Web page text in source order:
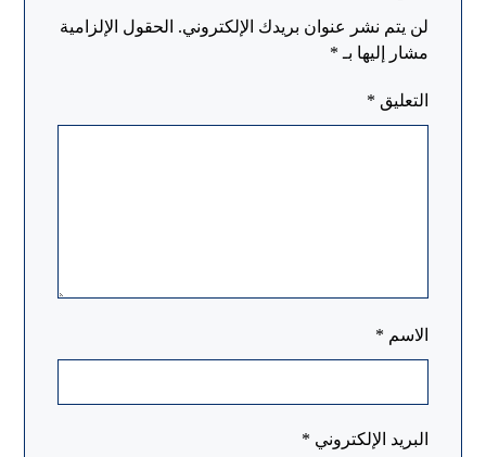
لن يتم نشر عنوان بريدك الإلكتروني. الحقول الإلزامية
مشار إليها بـ *
التعليق *
الاسم *
البريد الإلكتروني *